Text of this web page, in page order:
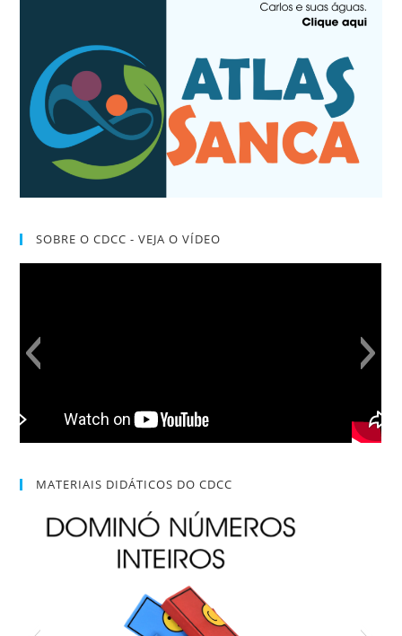
SOBRE O CDCC - VEJA O VÍDEO
MATERIAIS DIDÁTICOS DO CDCC